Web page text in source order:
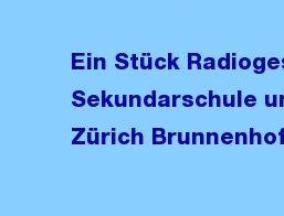
Ein Stück
Sekundarschule
Zürich